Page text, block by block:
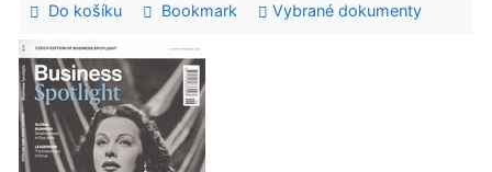
Do košíku Bookmark Vybrané dokumenty